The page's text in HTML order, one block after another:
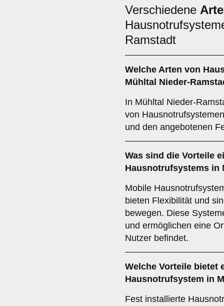
Verschiedene
Ramstadt
Welche Arten von
Mühltal Nieder-
In Mühltal Nieder-
von
und den angebotenen
Was sind die Vorteile
Hausnotrufsystems in
Mobile
bieten Flexibilität und
bewegen. Diese
und ermöglichen eine
Nutzer befindet.
Welche Vorteile bietet
Hausnotrufsystem in
Fest installierte